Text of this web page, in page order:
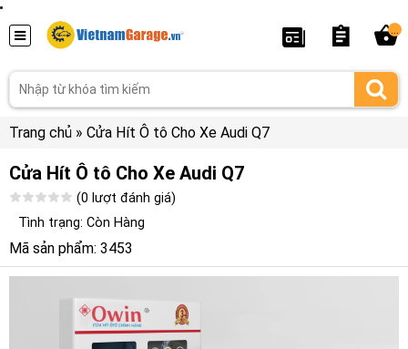
Trang chủ » Cửa Hít Ô tô Cho Xe Audi Q7
Cửa Hít Ô tô Cho Xe Audi Q7
(0 lượt đánh giá)
Tình trạng: Còn Hàng
Mã sản phẩm: 3453